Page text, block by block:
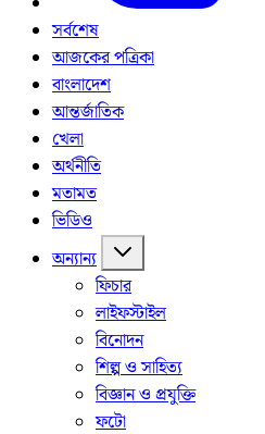
সর্বশেষ
আজকের পত্রিকা
বাংলাদেশ
আন্তর্জাতিক
খেলা
অর্থনীতি
মতামত
ভিডিও
অন্যান্য
ফিচার
লাইফস্টাইল
বিনোদন
শিল্প ও সাহিত্য
বিজ্ঞান ও প্রযুক্তি
ফটো